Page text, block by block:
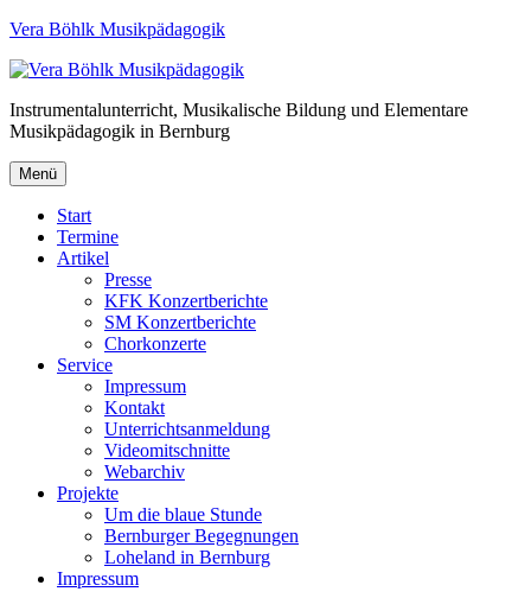
Vera Böhlk Musikpädagogik
Instrumentalunterricht, Musikalische Bildung und Elementare
Musikpädagogik in Bernburg
Menü
Start
Termine
Artikel
Presse
KFK Konzertberichte
SM Konzertberichte
Chorkonzerte
Service
Impressum
Kontakt
Unterrichtsanmeldung
Videomitschnitte
Webarchiv
Projekte
Um die blaue Stunde
Bernburger Begegnungen
Loheland in Bernburg
Impressum